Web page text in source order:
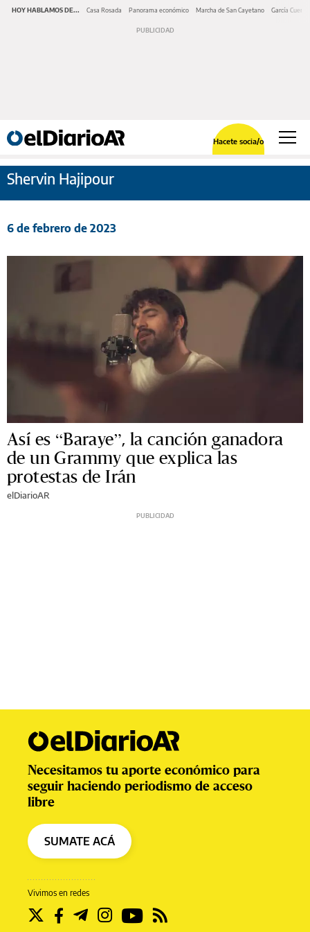
HOY HABLAMOS DE... Casa Rosada Panorama económico Marcha de San Cayetano García Cuerva
Hacete socia/o
Shervin Hajipour
6 de febrero de 2023
Así es “Baraye”, la canción ganadora
de un Grammy que explica las
protestas de Irán
elDiarioAR
Vivimos en redes
Necesitamos tu aporte económico para
seguir haciendo periodismo de acceso
libre
SUMATE ACÁ